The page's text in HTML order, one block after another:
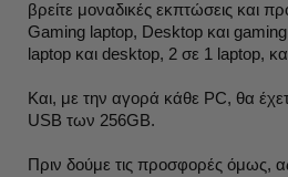
βρείτε μοναδικές εκπτώσεις και
Gaming laptop, Desktop και
laptop και desktop, 2 σε 1 laptop,
Και, με την αγορά κάθε PC, θα
USB των 256GB.
Πριν δούμε τις προσφορές όμως,